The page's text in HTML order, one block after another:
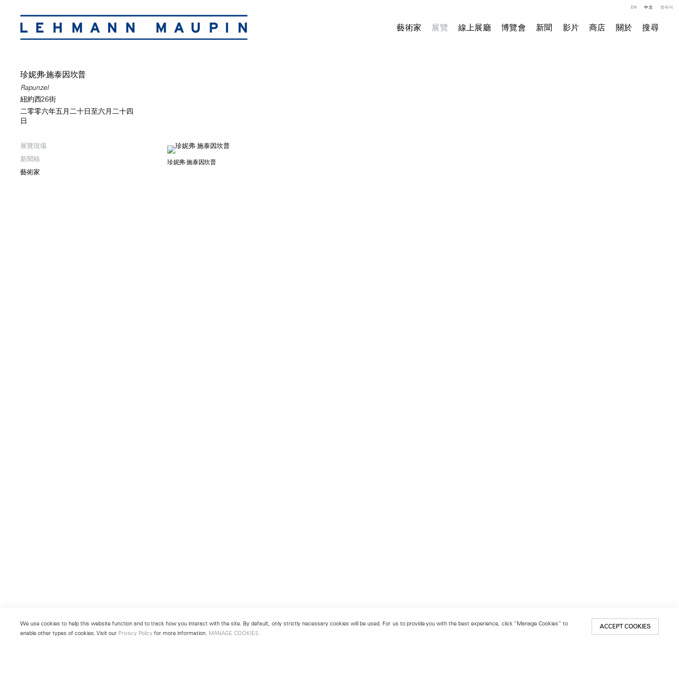
藝術家 展覽 線上展廳 博覽會 新聞 影片 商店 關於 搜尋
EN 中文 한국어
珍妮弗·施泰因坎普
Rapunzel
紐約西26街
二零零六年五月二十日至六月二十四
日
展覽現場
新聞稿
藝術家
珍妮弗·施泰因坎普
We use cookies to help this website function and to track how you interact with the site. By default, only strictly necessary cookies will be used. For us to provide you with the best experience, click “Manage Cookies” to
enable other types of cookies. Visit our Privacy Policy for more information. MANAGE COOKIES
ACCEPT COOKIES